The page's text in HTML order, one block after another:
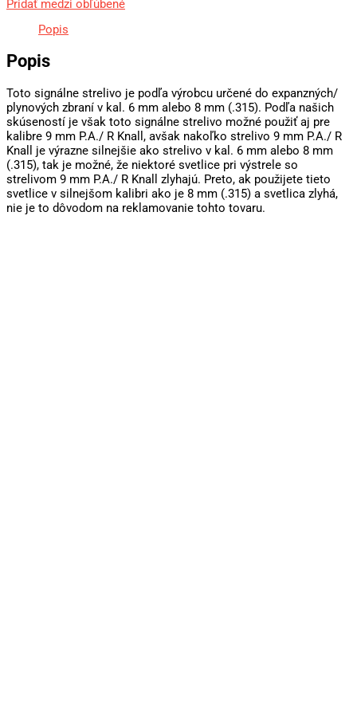
Pridať medzi obľúbené
Popis
Popis
Toto signálne strelivo je podľa výrobcu určené do expanzných/
plynových zbraní v kal. 6 mm alebo 8 mm (.315). Podľa našich
skúseností je však toto signálne strelivo možné použiť aj pre
kalibre 9 mm P.A./ R Knall, avšak nakoľko strelivo 9 mm P.A./ R
Knall je výrazne silnejšie ako strelivo v kal. 6 mm alebo 8 mm
(.315), tak je možné, že niektoré svetlice pri výstrele so
strelivom 9 mm P.A./ R Knall zlyhajú. Preto, ak použijete tieto
svetlice v silnejšom kalibri ako je 8 mm (.315) a svetlica zlyhá,
nie je to dôvodom na reklamovanie tohto tovaru.